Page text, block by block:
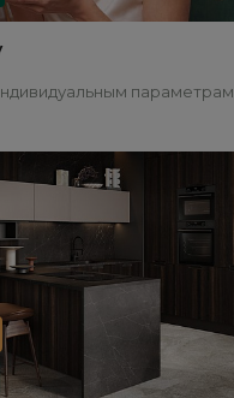
параметрам